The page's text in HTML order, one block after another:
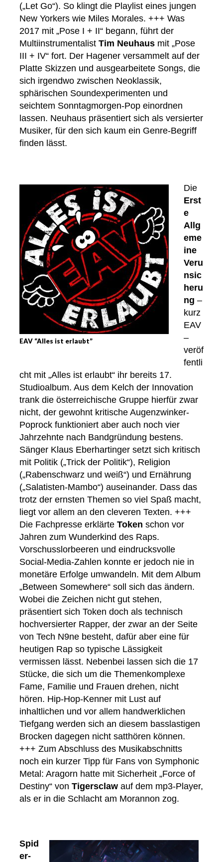
(„Let Go“). So klingt die Playlist eines jungen
New Yorkers wie Miles Morales. +++ Was
2017 mit „Pose I + II“ begann, führt der
Multiinstrumentalist Tim Neuhaus mit „Pose
III + IV“ fort. Der Hagener versammelt auf der
Platte Skizzen und ausgearbeitete Songs, die
sich irgendwo zwischen Neoklassik,
sphärischen Soundexperimenten und
seichtem Sonntagmorgen-Pop einordnen
lassen. Neuhaus präsentiert sich als versierter
Musiker, für den sich kaum ein Genre-Begriff
finden lässt.
EAV “Alles ist erlaubt”
Die
Erst
e
Allg
eme
ine
Veru
nsic
heru
ng –
kurz
EAV
–
veröf
fentli
cht mit „Alles ist erlaubt“ ihr bereits 17.
Studioalbum. Aus dem Kelch der Innovation
trank die österreichische Gruppe hierfür zwar
nicht, der gewohnt kritische Augenzwinker-
Poprock funktioniert aber auch noch vier
Jahrzehnte nach Bandgründung bestens.
Sänger Klaus Eberhartinger setzt sich kritisch
mit Politik („Trick der Politik“), Religion
(„Rabenschwarz und weiß“) und Ernährung
(„Salatisten-Mambo“) auseinander. Dass das
trotz der ernsten Themen so viel Spaß macht,
liegt vor allem an den cleveren Texten. +++
Die Fachpresse erklärte Token schon vor
Jahren zum Wunderkind des Raps.
Vorschusslorbeeren und eindrucksvolle
Social-Media-Zahlen konnte er jedoch nie in
monetäre Erfolge umwandeln. Mit dem Album
„Between Somewhere“ soll sich das ändern.
Wobei die Zeichen nicht gut stehen,
präsentiert sich Token doch als technisch
hochversierter Rapper, der zwar an der Seite
von Tech N9ne besteht, dafür aber eine für
heutigen Rap so typische Lässigkeit
vermissen lässt. Nebenbei lassen sich die 17
Stücke, die sich um die Themenkomplexe
Fame, Familie und Frauen drehen, nicht
hören. Hip-Hop-Kenner mit Lust auf
inhaltlichen und vor allem handwerklichen
Tiefgang werden sich an diesem basslastigen
Brocken dagegen nicht satthören können.
+++ Zum Abschluss des Musikabschnitts
noch ein kurzer Tipp für Fans von Symphonic
Metal: Aragorn hatte mit Sicherheit „Force of
Destiny“ von Tigersclaw auf dem mp3-Player,
als er in die Schlacht am Morannon zog.
Spid
er-